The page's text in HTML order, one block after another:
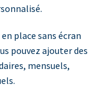
place sans écran
pouvez ajouter des
mensuels,